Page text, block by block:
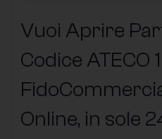
Vuoi Aprire
Codice ATECO
Online, in sole